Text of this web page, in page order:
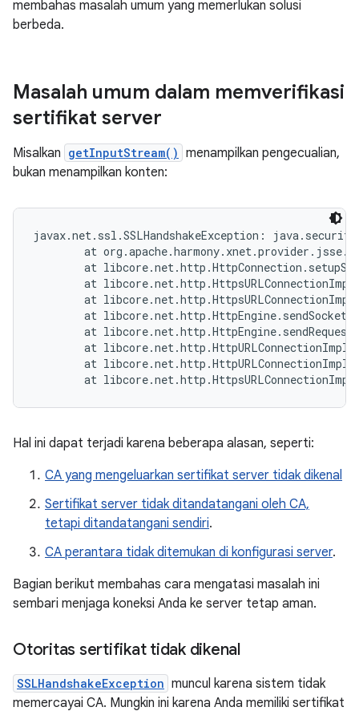
membahas masalah umum yang memerlukan solusi
berbeda.
Masalah umum dalam memverifikasi
sertifikat server
Misalkan getInputStream() menampilkan pengecualian,
bukan menampilkan konten:
javax.net.ssl.SSLHandshakeException:
at
at
at
at
at
at
at
at
Hal ini dapat terjadi karena beberapa alasan, seperti:
CA yang mengeluarkan sertifikat server tidak dikenal
Sertifikat server tidak ditandatangani oleh CA,
tetapi ditandatangani sendiri.
CA perantara tidak ditemukan di konfigurasi server.
Bagian berikut membahas cara mengatasi masalah ini
sembari menjaga koneksi Anda ke server tetap aman.
Otoritas sertifikat tidak dikenal
SSLHandshakeException muncul karena sistem tidak
memercayai CA. Mungkin ini karena Anda memiliki sertifikat